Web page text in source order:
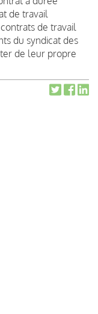
de travail
de travail
du syndicat des
de leur propre